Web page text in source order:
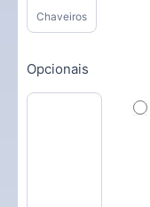
Chaveiros
Opcionais